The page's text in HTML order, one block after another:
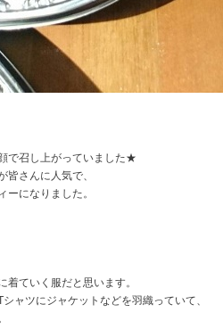
で召し上がっていました★
皆さんに人気で、
ーになりました。
着ていく服だと思います。
ャツにジャケットなどを羽織っていて、